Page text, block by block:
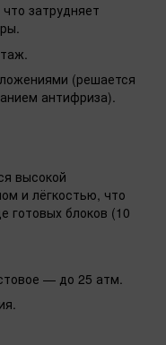
затрудняет
(решается
антифриза).
высокой
и лёгкостью, что
готовых блоков (10
— до 25 атм.